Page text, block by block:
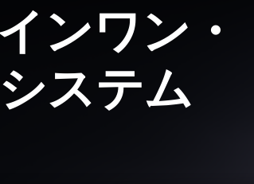
ンワン・
ステム